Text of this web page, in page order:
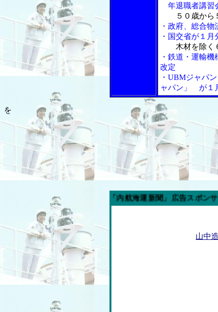
年退職者講習
５０歳か
・政府、総合
・国交省が１
木材を除く
・鉄道・運輸
改定
・UBMジャパ
ャパン」 が１
を
今週の「内航海運新聞」広告スポンサー企業
山中